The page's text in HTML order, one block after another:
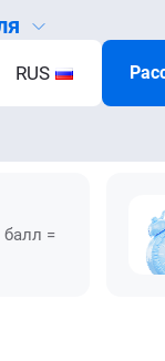
RUS
=